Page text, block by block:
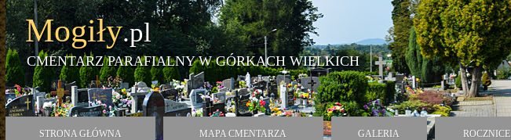
Mogiły.pl
CMENTARZ PARAFIALNY W GÓRKACH WIELKICH
STRONA GŁÓWNA MAPA CMENTARZA GALERIA ROCZNICE